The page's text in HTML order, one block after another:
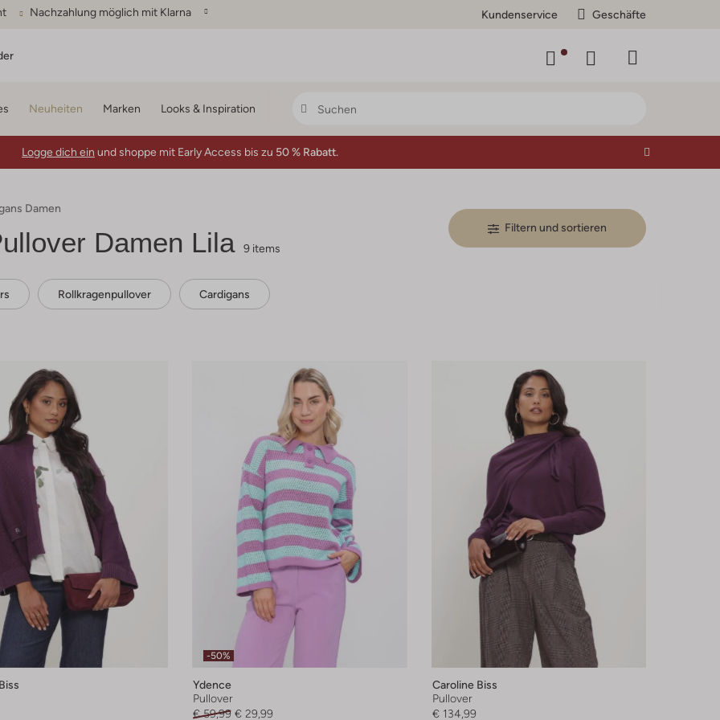
Nachzahlung möglich mit Klarna Kundenservice Geschäfte
Neuheiten Marken Looks & Inspiration
Logge dich ein und shoppe mit Early Access bis zu 50 % Rabatt.
Damen
Damen Lila 9 items
Filtern und sortieren
Rollkragenpullover Cardigans
-50%
Ydence
Pullover
€ 59,99 € 29,99
Caroline Biss
Pullover
€ 134,99